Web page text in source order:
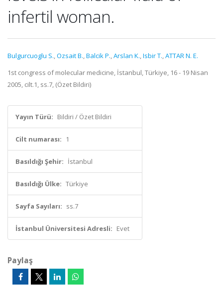
infertil woman.
Bulgurcuoglu S.,Ozsait B.,Balcik P.,Arslan K.,Isbir T.,ATTAR N. E.
1st congress of molecular medicine, İstanbul, Türkiye, 16 - 19 Nisan
2005, cilt.1, ss.7, (Özet Bildiri)
Yayın Türü: Bildiri / Özet Bildiri
Cilt numarası: 1
Basıldığı Şehir: İstanbul
Basıldığı Ülke: Türkiye
Sayfa Sayıları: ss.7
İstanbul Üniversitesi Adresli: Evet
Paylaş